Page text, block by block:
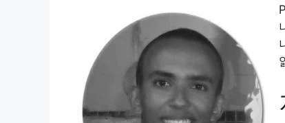
A
l
e
g
t
e
r
c
e
o
y
i